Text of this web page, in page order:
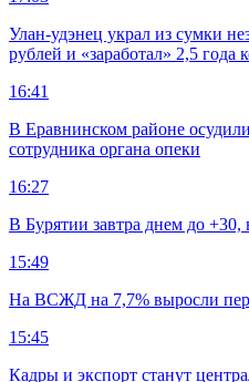
Улан-удэнец украл из сумки
рублей и «заработал» 2,5 года
16:41
В Еравнинском районе
сотрудника органа опеки
16:27
В Бурятии завтра днем до
15:49
На ВСЖД на 7,7% выросли
15:45
Кадры и экспорт станут